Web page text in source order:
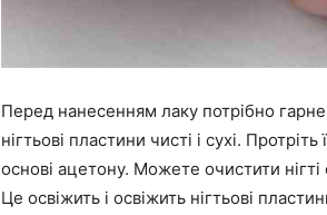
Перед нанесенням лаку потрібно
нігтьові пластини чисті і сухі.
основі ацетону. Можете очистити
Це освіжить і освіжить нігтьові